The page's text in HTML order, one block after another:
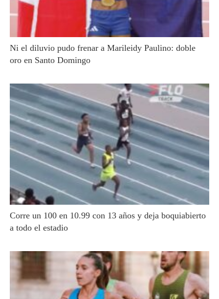
Ni el diluvio pudo frenar a Marileidy Paulino: doble
oro en Santo Domingo
Corre un 100 en 10.99 con 13 años y deja boquiabierto
a todo el estadio